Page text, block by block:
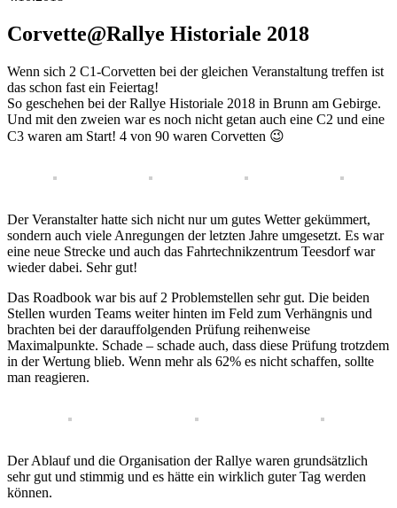
Corvette@Rallye Historiale 2018
Wenn sich 2 C1-Corvetten bei der gleichen Veranstaltung treffen ist
das schon fast ein Feiertag!
So geschehen bei der Rallye Historiale 2018 in Brunn am Gebirge.
Und mit den zweien war es noch nicht getan auch eine C2 und eine
C3 waren am Start! 4 von 90 waren Corvetten 😉
Der Veranstalter hatte sich nicht nur um gutes Wetter gekümmert,
sondern auch viele Anregungen der letzten Jahre umgesetzt. Es war
eine neue Strecke und auch das Fahrtechnikzentrum Teesdorf war
wieder dabei. Sehr gut!
Das Roadbook war bis auf 2 Problemstellen sehr gut. Die beiden
Stellen wurden Teams weiter hinten im Feld zum Verhängnis und
brachten bei der darauffolgenden Prüfung reihenweise
Maximalpunkte. Schade – schade auch, dass diese Prüfung trotzdem
in der Wertung blieb. Wenn mehr als 62% es nicht schaffen, sollte
man reagieren.
Der Ablauf und die Organisation der Rallye waren grundsätzlich
sehr gut und stimmig und es hätte ein wirklich guter Tag werden
können.